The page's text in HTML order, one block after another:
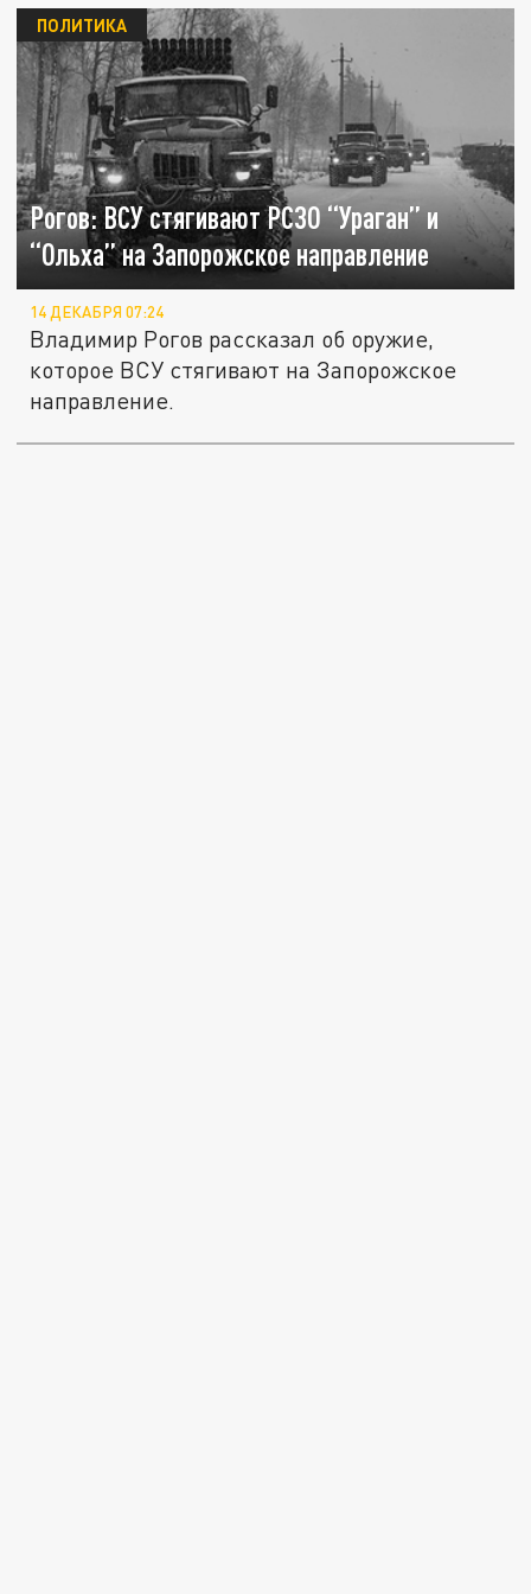
Рогов: ВСУ стягивают РСЗО “Ураган” и
“Ольха” на Запорожское направление
ПОЛИТИКА
14 ДЕКАБРЯ 07:24
Владимир Рогов рассказал об оружие,
которое ВСУ стягивают на Запорожское
направление.